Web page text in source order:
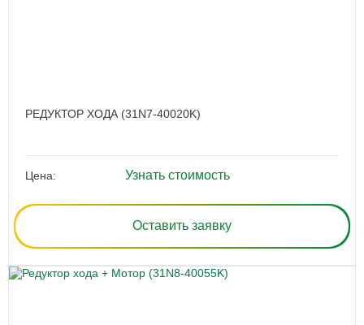
РЕДУКТОР ХОДА (31N7-40020K)
Цена: Узнать стоимость
Оставить заявку